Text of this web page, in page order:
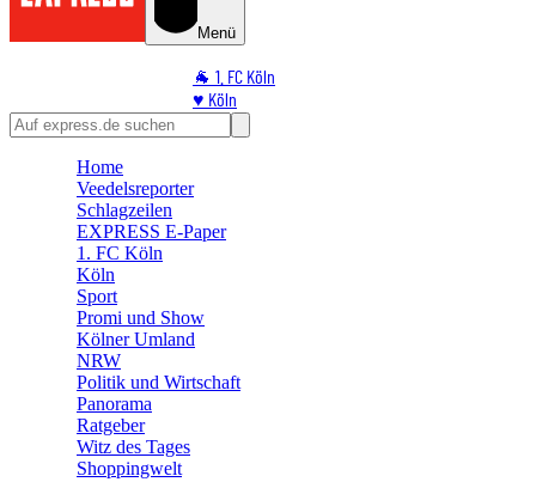
Menü
🐐 1. FC Köln
♥️ Köln
⭐ Promi
🛒 Shoppingwelt
Home
Veedelsreporter
Schlagzeilen
EXPRESS E-Paper
1. FC Köln
Köln
Sport
Promi und Show
Kölner Umland
NRW
Politik und Wirtschaft
Panorama
Ratgeber
Witz des Tages
Shoppingwelt